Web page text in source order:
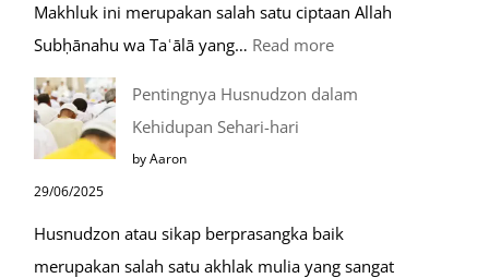
Makhluk ini merupakan salah satu ciptaan Allah
Subḥānahu wa Taʿālā yang… Read more:
Pentingnya Husnudzon dalam
Kehidupan Sehari-hari
by Aaron
29/06/2025
Husnudzon atau sikap berprasangka baik
merupakan salah satu akhlak mulia yang sangat